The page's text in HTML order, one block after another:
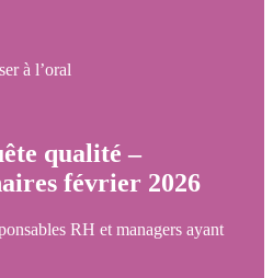
à l’oral
qualité –
février 2026
RH et managers ayant